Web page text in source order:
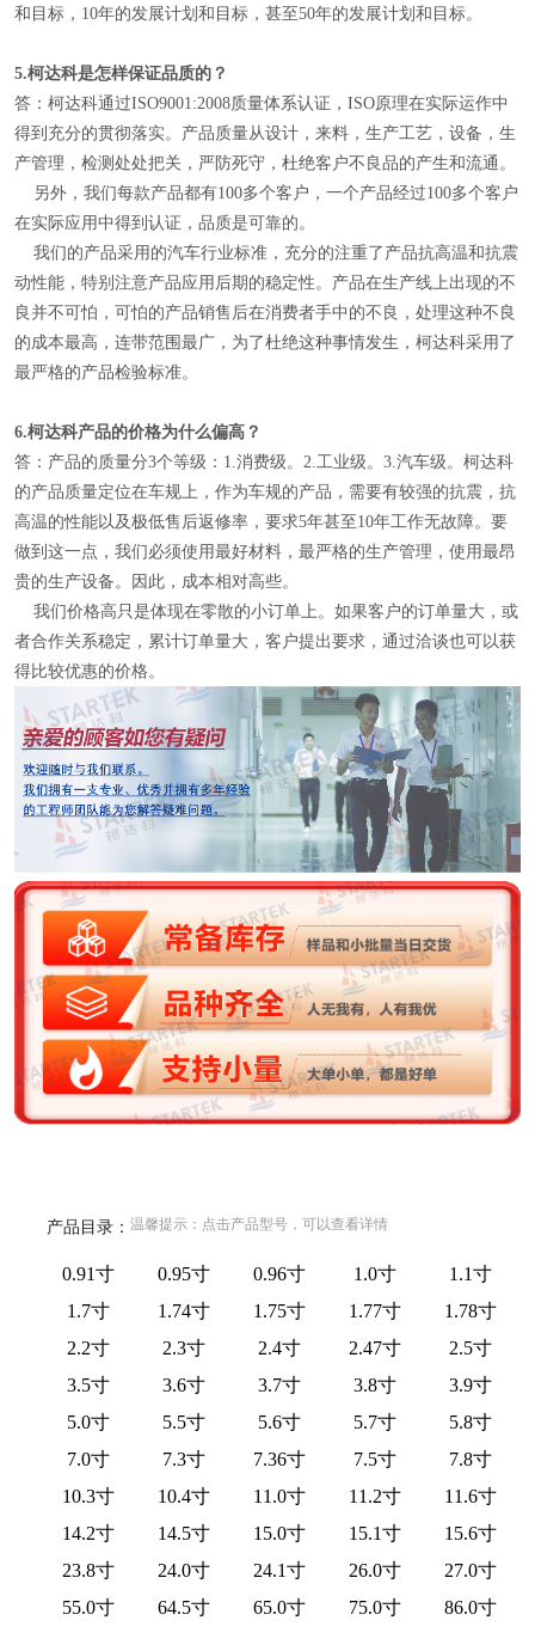
和目标，10年的发展计划和目标，甚至50年的发展计划和目标。
5.柯达科是怎样保证品质的？
答：柯达科通过ISO9001:2008质量体系认证，ISO原理在实际运作中
得到充分的贯彻落实。产品质量从设计，来料，生产工艺，设备，生
产管理，检测处处把关，严防死守，杜绝客户不良品的产生和流通。
另外，我们每款产品都有100多个客户，一个产品经过100多个客户
在实际应用中得到认证，品质是可靠的。
我们的产品采用的汽车行业标准，充分的注重了产品抗高温和抗震
动性能，特别注意产品应用后期的稳定性。产品在生产线上出现的不
良并不可怕，可怕的产品销售后在消费者手中的不良，处理这种不良
的成本最高，连带范围最广，为了杜绝这种事情发生，柯达科采用了
最严格的产品检验标准。
6.柯达科产品的价格为什么偏高？
答：产品的质量分3个等级：1.消费级。2.工业级。3.汽车级。柯达科
的产品质量定位在车规上，作为车规的产品，需要有较强的抗震，抗
高温的性能以及极低售后返修率，要求5年甚至10年工作无故障。要
做到这一点，我们必须使用最好材料，最严格的生产管理，使用最昂
贵的生产设备。因此，成本相对高些。
我们价格高只是体现在零散的小订单上。如果客户的订单量大，或
者合作关系稳定，累计订单量大，客户提出要求，通过洽谈也可以获
得比较优惠的价格。
产品目录： 温馨提示：点击产品型号，可以查看详情
0.91寸 0.95寸 0.96寸 1.0寸
1.1寸
1.7寸
1.74寸 1.75寸 1.77寸
1.78寸
2.2寸
2.3寸 2.4寸 2.47寸
2.5寸
3.5寸
3.6寸 3.7寸 3.8寸
3.9寸
5.0寸
5.5寸 5.6寸 5.7寸
5.8寸
7.0寸
7.3寸 7.36寸 7.5寸
7.8寸
10.3寸
10.4寸 11.0寸 11.2寸
11.6寸
14.2寸
14.5寸 15.0寸 15.1寸
15.6寸
23.8寸
24.0寸 24.1寸 26.0寸
27.0寸
55.0寸
64.5寸 65.0寸 75.0寸 86.0寸